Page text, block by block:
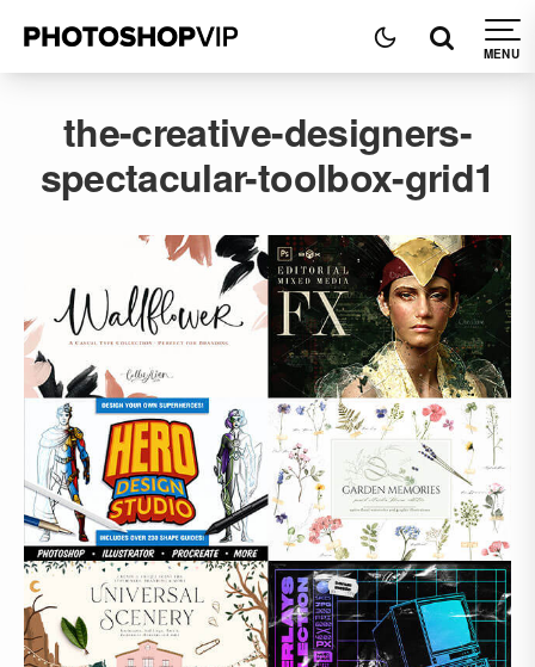
the-creative-designers-
spectacular-toolbox-grid1